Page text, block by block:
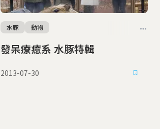
發呆療癒系 水豚特輯
水豚 動物
2013-07-30